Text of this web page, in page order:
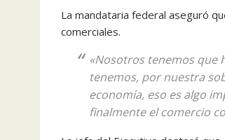
La mandataria federal aseguró
comerciales.
«Nosotros tenemos que
tenemos, por nuestra
economía, eso es algo
finalmente el comercio